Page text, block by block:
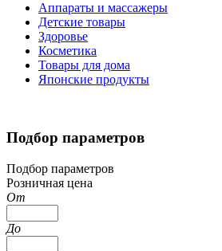
Аппараты и массажеры
Детские товары
Здоровье
Косметика
Товары для дома
Японские продукты
Подбор параметров
Подбор параметров
Розничная цена
От
До